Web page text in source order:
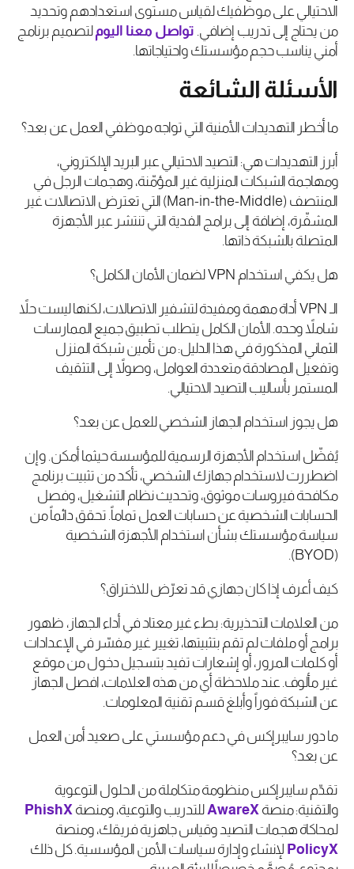
الاحتيالي على موظفيك لقياس مستوى استعدادهم وتحديد
من يحتاج إلى تدريب إضافي. تواصل معنا اليوملتصميم برنامج
أمني يناسب حجم مؤسستك واحتياجاتها.
الأسئلة الشائعة
ما أخطر التهديدات الأمنية التي تواجه موظفي العمل عن بعد؟
أبرز التهديدات هي: التصيد الاحتيالي عبر البريد الإلكتروني،
ومهاجمة الشبكات المنزلية غير المؤمّنة، وهجمات الرجل في
المنتصف (Man-in-the-Middle) التي تعترض الاتصالات غير
المشفّرة، إضافة إلى برامج الفدية التي تنتشر عبر الأجهزة
المتصلة بالشبكة ذاتها.
هل يكفي استخدام VPN لضمان الأمان الكامل؟
الـ VPN أداة مهمة ومفيدة لتشفير الاتصالات، لكنها ليست حلاً
شاملاً وحده. الأمان الكامل يتطلب تطبيق جميع الممارسات
الثماني المذكورة في هذا الدليل: من تأمين شبكة المنزل
وتفعيل المصادقة متعددة العوامل، وصولاً إلى التثقيف
المستمر بأساليب التصيد الاحتيالي.
هل يجوز استخدام الجهاز الشخصي للعمل عن بعد؟
يُفضّل استخدام الأجهزة الرسمية للمؤسسة حيثما أمكن. وإن
اضطررت لاستخدام جهازك الشخصي، تأكد من تثبيت برنامج
مكافحة فيروسات موثوق، وتحديث نظام التشغيل، وفصل
الحسابات الشخصية عن حسابات العمل تماماً. تحقق دائماً من
سياسة مؤسستك بشأن استخدام الأجهزة الشخصية
(BYOD).
كيف أعرف إذا كان جهازي قد تعرّض للاختراق؟
من العلامات التحذيرية: بطء غير معتاد في أداء الجهاز، ظهور
برامج أو ملفات لم تقم بتثبيتها، تغيير غير مفسّر في الإعدادات
أو كلمات المرور، أو إشعارات تفيد بتسجيل دخول من موقع
غير مألوف. عند ملاحظة أي من هذه العلامات، افصل الجهاز
عن الشبكة فوراً وأبلغ قسم تقنية المعلومات.
ما دور سايبرإكس في دعم مؤسستي على صعيد أمن العمل
عن بعد؟
تقدّم سايبرإكس منظومة متكاملة من الحلول التوعوية
والتقنية: منصة AwareX للتدريب والتوعية، ومنصة PhishX
لمحاكاة هجمات التصيد وقياس جاهزية فريقك، ومنصة
PolicyX لإنشاء وإدارة سياسات الأمن المؤسسية. كل ذلك